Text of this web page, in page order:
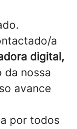
a
digital,
da nossa
avance
por todos